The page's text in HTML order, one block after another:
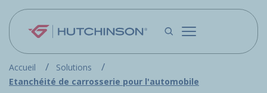
Aller au contenu principal
Accueil
Solutions
Etanchéité de carrosserie pour l'automobile